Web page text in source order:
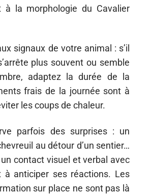
à la morphologie du Cavalier
signaux de votre animal : s’il
plus souvent ou semble
adaptez la durée de la
frais de la journée sont à
les coups de chaleur.
parfois des surprises : un
au détour d’un sentier…
contact visuel et verbal avec
à anticiper ses réactions. Les
sur place ne sont pas là